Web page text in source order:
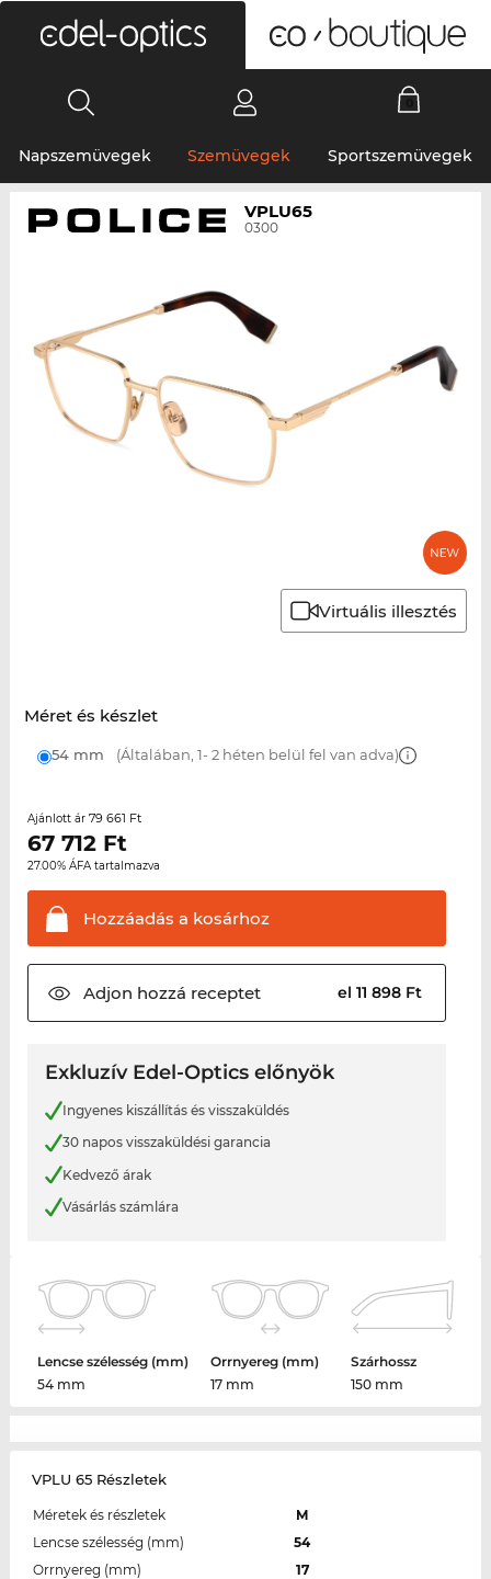
Napszemüvegek Szemüvegek Sportszemüvegek
VPLU65
0300
Virtuális illesztés
Méret és készlet
54 mm (Általában, 1- 2 héten belül fel van adva)
Ajánlott ár 79 661 Ft
67 712Ft
27.00% ÁFA tartalmazva
Hozzáadás a kosárhoz
Adjon hozzá receptet el 11 898 Ft
Exkluzív Edel-Optics előnyök
Ingyenes kiszállítás és visszaküldés
30 napos visszaküldési garancia
Kedvező árak
Vásárlás számlára
Lencse szélesség (mm)
54 mm
Orrnyereg (mm)
17 mm
Szárhossz
150 mm
VPLU 65 Részletek
Méretek és részletek
M
Lencse szélesség (mm)
54
Orrnyereg (mm)
17